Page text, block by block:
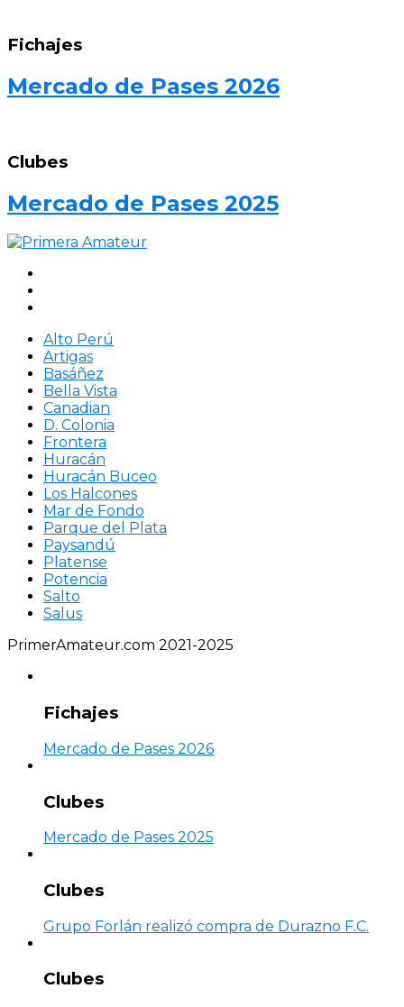
Fichajes
Mercado de Pases 2026
Clubes
Mercado de Pases 2025
Alto Perú
Artigas
Basáñez
Bella Vista
Canadian
D. Colonia
Frontera
Huracán
Huracán Buceo
Los Halcones
Mar de Fondo
Parque del Plata
Paysandú
Platense
Potencia
Salto
Salus
PrimerAmateur.com 2021-2025
Fichajes
Mercado de Pases 2026
Clubes
Mercado de Pases 2025
Clubes
Grupo Forlán realizó compra de Durazno F.C.
Clubes